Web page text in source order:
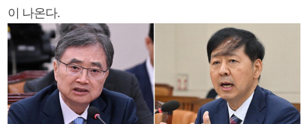
이 나온다.